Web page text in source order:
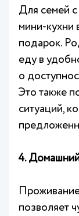
Для семей с
мини-кухни
подарок.
еду в
о
Это также
ситуаций,
4.
позволяет